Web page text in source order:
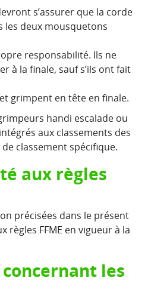
s’assurer que la corde
les deux mousquetons
responsabilité. Ils ne
à la finale, sauf s’ils ont fait
grimpent en tête en finale.
handi escalade ou
aux classements des
de classement spécifique.
aux règles
précisées dans le présent
règles FFME en vigueur à la
les